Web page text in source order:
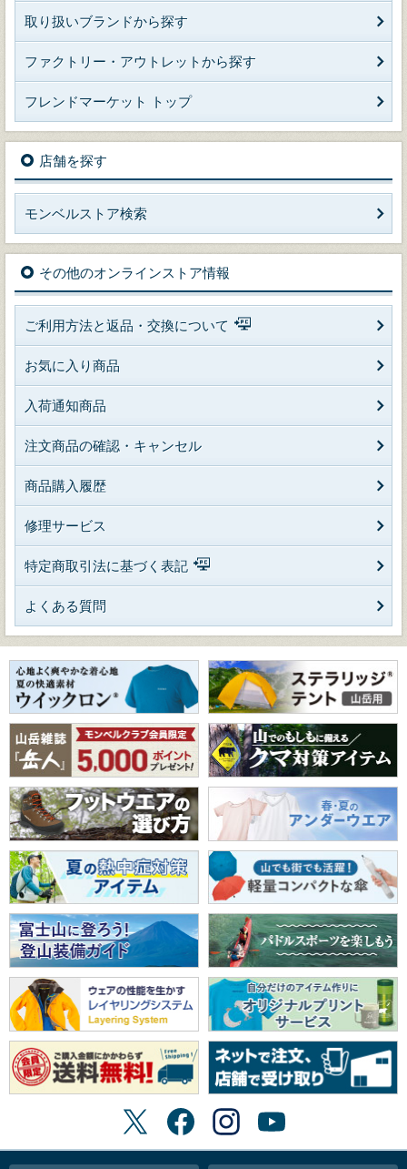
取り扱いブランドから探す
ファクトリー・アウトレットから探す
フレンドマーケット トップ
店舗を探す
モンベルストア検索
その他のオンラインストア情報
ご利用方法と返品・交換について
お気に入り商品
入荷通知商品
注文商品の確認・キャンセル
商品購入履歴
修理サービス
特定商取引法に基づく表記
よくある質問